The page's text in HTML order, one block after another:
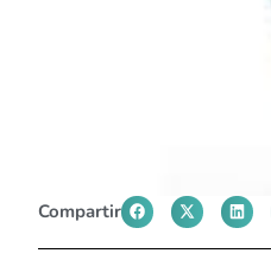
Compartir